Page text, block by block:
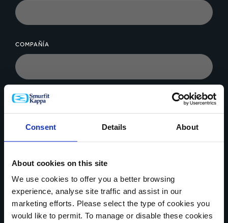
Consent Details About
About cookies on this site
We use cookies to offer you a better browsing
experience, analyse site traffic and assist in our
marketing efforts. Please select the type of cookies you
would like to permit. To manage or disable these cookies
COMPAÑÍA
MENSAJE*
Cargar archivo